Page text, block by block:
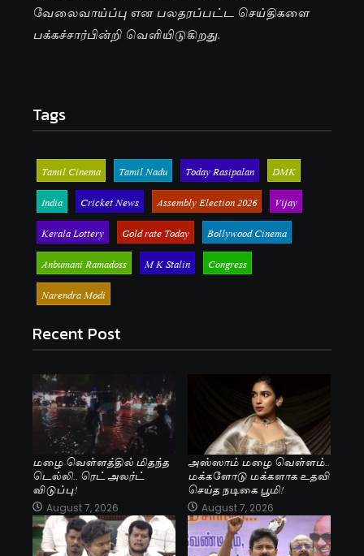
வேலைவாய்ப்பு என பலதரப்பட்ட செய்திகளை
பக்கச்சார்பின்றி வெளியிடுகிறது.
Tags
Tamil Cinema Tamil Nadu Today Rasipalan
DMK
India
Cricket News Assembly Election 2026
Vijay
Kerala Lottery
Gold rate Today
Bollywood Cinema
Anbumani Ramadoss
M K Stalin
Congress
Narendra Modi
Recent Post
மழை வெள்ளத்தில் மிதந்த
டெல்லி.. ரெட் அலர்ட்
விடுப்பு!
August 7, 2026
அஸ்ஸாம் மழை வெள்ளம்..
மக்களோடு மக்களாக உதவி
செய்த நடிகை பூமி!
August 7, 2026